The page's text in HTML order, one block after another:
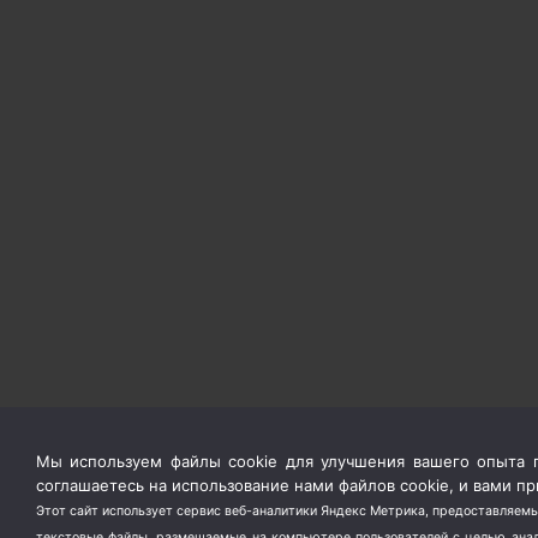
Мы используем файлы cookie для улучшения вашего опыта
соглашаетесь на использование нами файлов cookie, и вами
Этот сайт использует сервис веб-аналитики Яндекс Метрика,